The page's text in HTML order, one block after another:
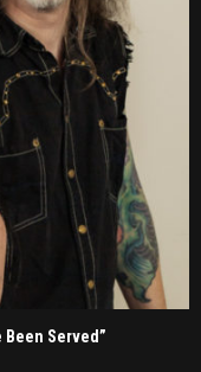
Been Served”